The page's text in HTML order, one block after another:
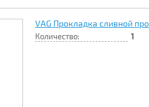
VAG Прокладка сливной
Количество: 1